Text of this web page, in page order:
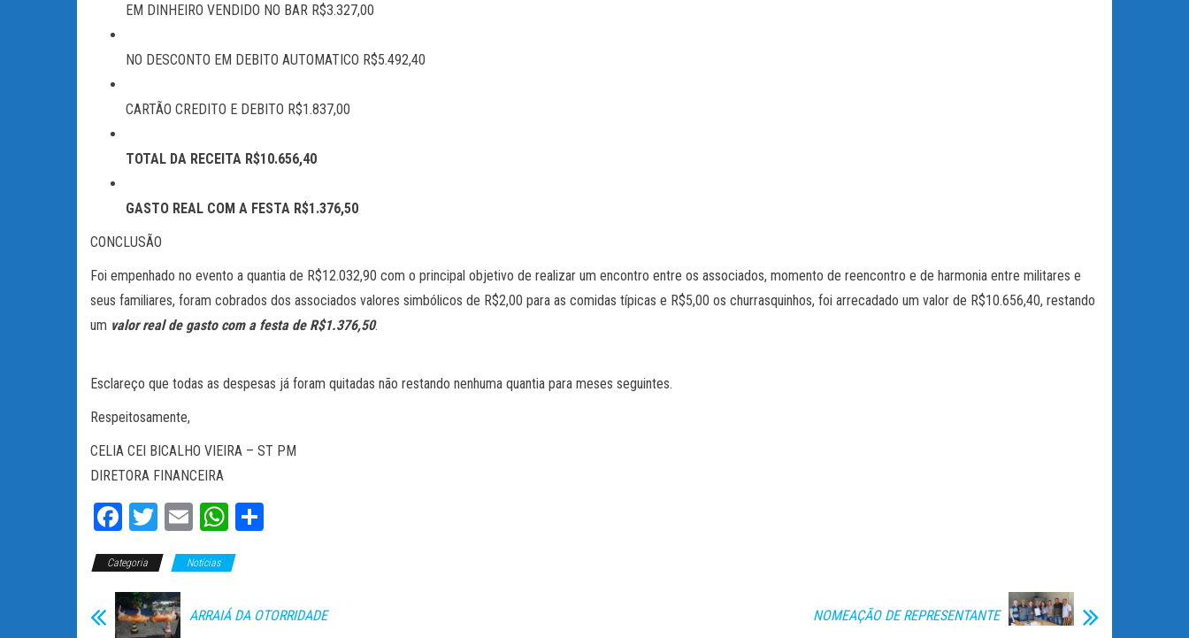
EM DINHEIRO VENDIDO NO BAR R$3.327,00
NO DESCONTO EM DEBITO AUTOMATICO R$5.492,40
CARTÃO CREDITO E DEBITO R$1.837,00
TOTAL DA RECEITA R$10.656,40
GASTO REAL COM A FESTA R$1.376,50
CONCLUSÃO
Foi empenhado no evento a quantia de R$12.032,90 com o principal objetivo de realizar um encontro entre os associados, momento de reencontro e de harmonia entre militares e
seus familiares, foram cobrados dos associados valores simbólicos de R$2,00 para as comidas típicas e R$5,00 os churrasquinhos, foi arrecadado um valor de R$10.656,40, restando
um valor real de gasto com a festa de R$1.376,50.
Esclareço que todas as despesas já foram quitadas não restando nenhuma quantia para meses seguintes.
Respeitosamente,
CELIA CEI BICALHO VIEIRA – ST PM
DIRETORA FINANCEIRA
Fa
ce
bo
ok
T
wi
tt
er
E
m
ail
W
ha
ts
A
pp
pa
rti
Categoria Notícias
ARRAIÁ DA OTORRIDADE NOMEAÇÃO DE REPRESENTANTE